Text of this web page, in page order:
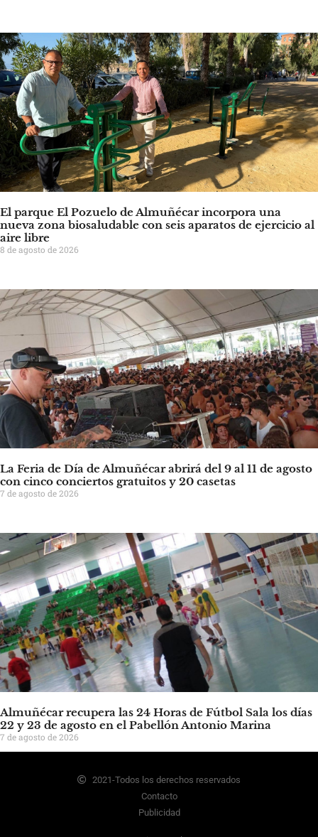
El parque El Pozuelo de Almuñécar incorpora una
nueva zona biosaludable con seis aparatos de ejercicio al
aire libre
8 de agosto de 2026
La Feria de Día de Almuñécar abrirá del 9 al 11 de agosto
con cinco conciertos gratuitos y 20 casetas
7 de agosto de 2026
Almuñécar recupera las 24 Horas de Fútbol Sala los días
22 y 23 de agosto en el Pabellón Antonio Marina
7 de agosto de 2026
2021-Todos los derechos reservados
Contacto
Publicidad